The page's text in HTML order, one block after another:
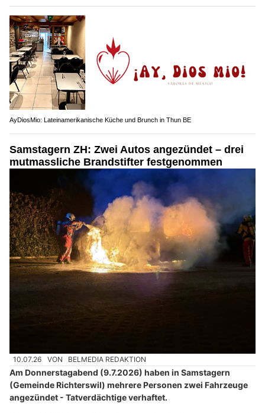
AyDiosMio: Lateinamerikanische Küche und Brunch in Thun BE
Samstagern ZH: Zwei Autos angezündet – drei
mutmassliche Brandstifter festgenommen
10.07.26 VON BELMEDIA REDAKTION
Am Donnerstagabend (9.7.2026) haben in Samstagern
(Gemeinde Richterswil) mehrere Personen zwei Fahrzeuge
angezündet - Tatverdächtige verhaftet.